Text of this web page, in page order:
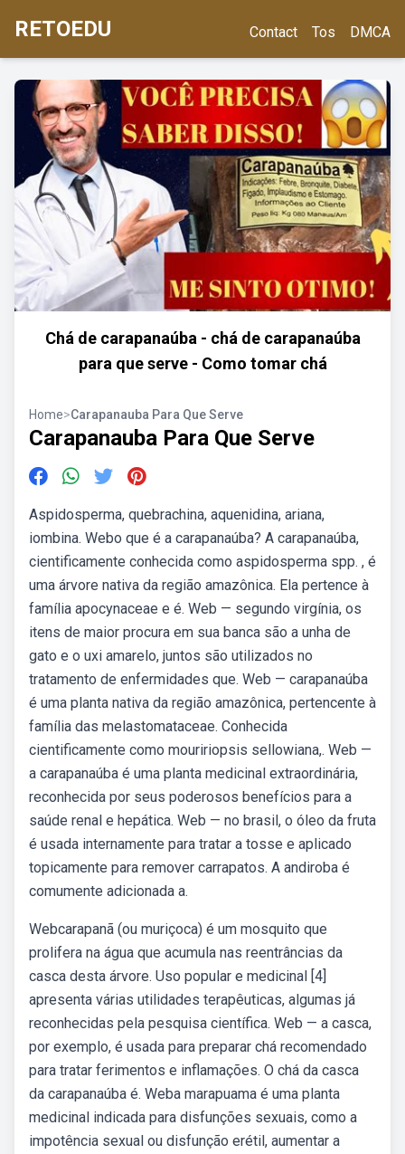
RETOEDU Contact Tos DMCA
Chá de carapanaúba - chá de carapanaúba
para que serve - Como tomar chá
Home>Carapanauba Para Que Serve
Carapanauba Para Que Serve
Aspidosperma, quebrachina, aquenidina, ariana,
iombina. Webo que é a carapanaúba? A carapanaúba,
cientificamente conhecida como aspidosperma spp. , é
uma árvore nativa da região amazônica. Ela pertence à
família apocynaceae e é. Web — segundo virgínia, os
itens de maior procura em sua banca são a unha de
gato e o uxi amarelo, juntos são utilizados no
tratamento de enfermidades que. Web — carapanaúba
é uma planta nativa da região amazônica, pertencente à
família das melastomataceae. Conhecida
cientificamente como mouririopsis sellowiana,. Web —
a carapanaúba é uma planta medicinal extraordinária,
reconhecida por seus poderosos benefícios para a
saúde renal e hepática. Web — no brasil, o óleo da fruta
é usada internamente para tratar a tosse e aplicado
topicamente para remover carrapatos. A andiroba é
comumente adicionada a.
Webcarapanã (ou muriçoca) é um mosquito que
prolifera na água que acumula nas reentrâncias da
casca desta árvore. Uso popular e medicinal [4]
apresenta várias utilidades terapêuticas, algumas já
reconhecidas pela pesquisa científica. Web — a casca,
por exemplo, é usada para preparar chá recomendado
para tratar ferimentos e inflamações. O chá da casca
da carapanaúba é. Weba marapuama é uma planta
medicinal indicada para disfunções sexuais, como a
impotência sexual ou disfunção erétil, aumentar a